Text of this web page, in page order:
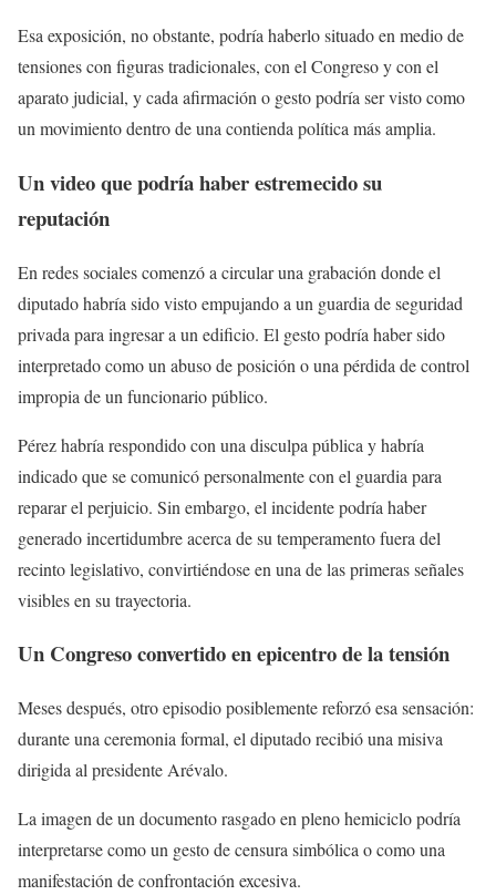
Esa exposición, no obstante, podría haberlo situado en medio de
tensiones con figuras tradicionales, con el Congreso y con el
aparato judicial, y cada afirmación o gesto podría ser visto como
un movimiento dentro de una contienda política más amplia.
Un video que podría haber estremecido su
reputación
En redes sociales comenzó a circular una grabación donde el
diputado habría sido visto empujando a un guardia de seguridad
privada para ingresar a un edificio. El gesto podría haber sido
interpretado como un abuso de posición o una pérdida de control
impropia de un funcionario público.
Pérez habría respondido con una disculpa pública y habría
indicado que se comunicó personalmente con el guardia para
reparar el perjuicio. Sin embargo, el incidente podría haber
generado incertidumbre acerca de su temperamento fuera del
recinto legislativo, convirtiéndose en una de las primeras señales
visibles en su trayectoria.
Un Congreso convertido en epicentro de la tensión
Meses después, otro episodio posiblemente reforzó esa sensación:
durante una ceremonia formal, el diputado recibió una misiva
dirigida al presidente Arévalo.
La imagen de un documento rasgado en pleno hemiciclo podría
interpretarse como un gesto de censura simbólica o como una
manifestación de confrontación excesiva.